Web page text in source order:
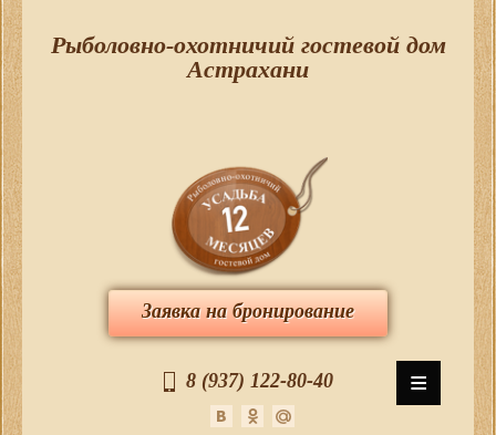
Рыболовно-охотничий гостевой дом
Астрахани
Заявка на бронирование
8 (937) 122-80-40 ≡